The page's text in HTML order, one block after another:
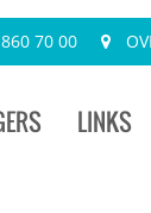
70 00
LINKS